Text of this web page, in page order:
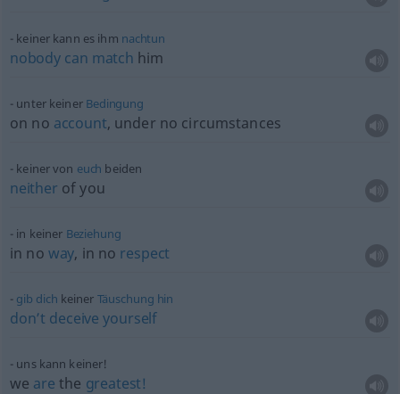
keiner kann es ihm nachtun
nobody can match him
unter keiner Bedingung
on no account, under no circumstances
keiner von euch beiden
neither of you
in keiner Beziehung
in no way, in no respect
gib dich keiner Täuschung hin
don’t deceive yourself
uns kann keiner!
we are the greatest!